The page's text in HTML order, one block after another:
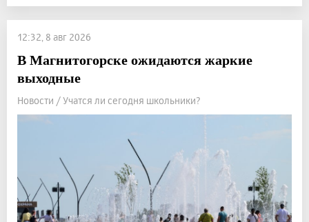
12:32, 8 авг 2026
В Магнитогорске ожидаются жаркие
выходные
Новости / Учатся ли сегодня школьники?